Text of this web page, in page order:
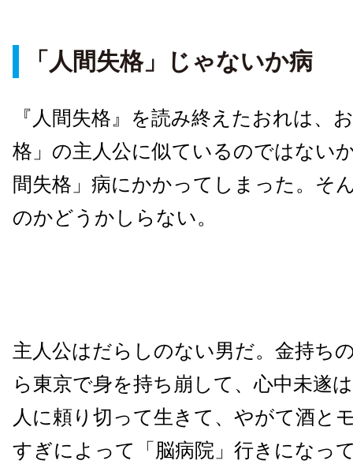
「人間失格」じゃないか病
『人間失格』を読み終えたおれは、
格」の主人公に似ているのではない
間失格」病にかかってしまった。そ
のかどうかしらない。
主人公はだらしのない男だ。金持ち
ら東京で身を持ち崩して、心中未遂
人に頼り切って生きて、やがて酒と
すぎによって「脳病院」行きになっ